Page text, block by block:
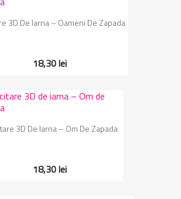
3D De Iarna – Oameni De Zapada
18,30 lei
3D De Iarna – Om De Zapada
18,30 lei